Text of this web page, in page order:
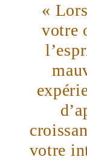
«
votre
votre